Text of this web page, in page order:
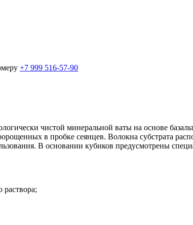
+7 999 516-57-90
чистой минеральной ваты на основе
в пробке сеянцев. Волокна субстрата
В основании кубиков предусмотрены
раствора;